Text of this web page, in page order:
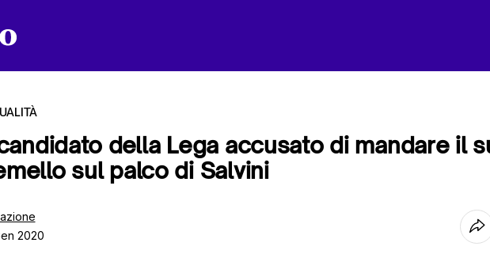
della Lega accusato di mandare il
sul palco di Salvini
2020